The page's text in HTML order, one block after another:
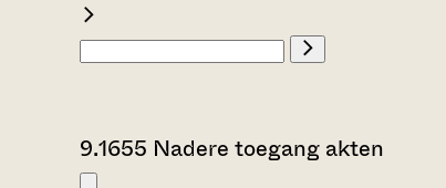
9.1655 Nadere toegang akten